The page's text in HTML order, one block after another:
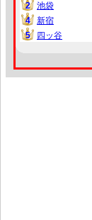
2
2
池袋
4
4
新宿
5
5 四ッ谷